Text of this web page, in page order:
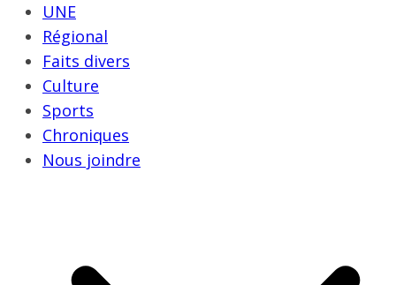
UNE
Régional
Faits divers
Culture
Sports
Chroniques
Nous joindre